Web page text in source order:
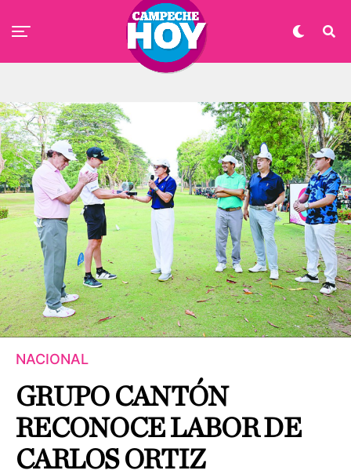
NACIONAL
GRUPO CANTÓN
RECONOCE LABOR DE
CARLOS ORTIZ